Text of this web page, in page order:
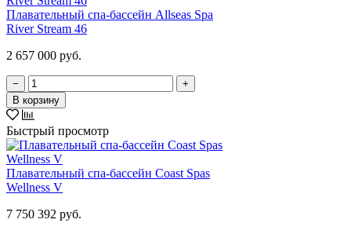
Плавательный спа-бассейн Allseas Spa
River Stream 46
2 657 000 руб.
−
+
В корзину
Быстрый просмотр
Плавательный спа-бассейн Coast Spas
Wellness V
7 750 392 руб.